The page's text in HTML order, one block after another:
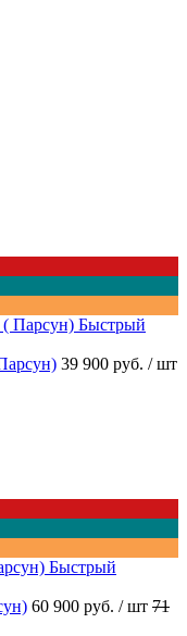
Быстрый
39 900 руб. / шт
Быстрый
60 900 руб. / шт 71